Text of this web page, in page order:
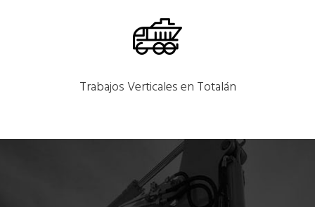
Trabajos Verticales en Totalán